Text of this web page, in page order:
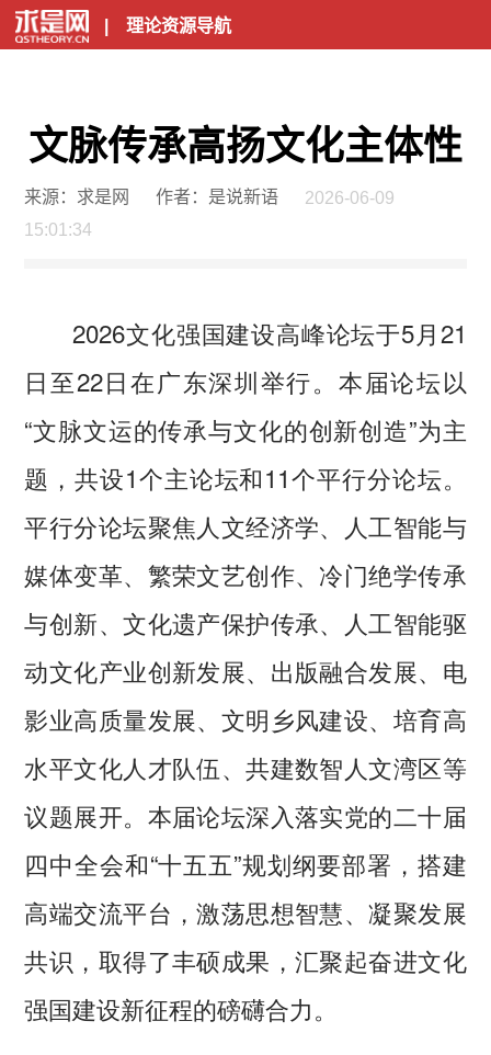
| 理论资源导航
文脉传承高扬文化主体性
来源：求是网 作者：是说新语
2026-06-09
15:01:34
2026文化强国建设高峰论坛于5月21
日至22日在广东深圳举行。本届论坛以
“文脉文运的传承与文化的创新创造”为主
题，共设1个主论坛和11个平行分论坛。
平行分论坛聚焦人文经济学、人工智能与
媒体变革、繁荣文艺创作、冷门绝学传承
与创新、文化遗产保护传承、人工智能驱
动文化产业创新发展、出版融合发展、电
影业高质量发展、文明乡风建设、培育高
水平文化人才队伍、共建数智人文湾区等
议题展开。本届论坛深入落实党的二十届
四中全会和“十五五”规划纲要部署，搭建
高端交流平台，激荡思想智慧、凝聚发展
共识，取得了丰硕成果，汇聚起奋进文化
强国建设新征程的磅礴合力。